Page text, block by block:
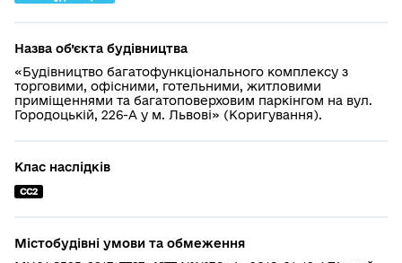
Назва об’єкта будівництва
«Будівництво багатофункціонального комплексу з
торговими, офісними, готельними, житловими
приміщеннями та багатоповерховим паркінгом на вул.
Городоцькій, 226-А у м. Львові» (Коригування).
Клас наслідків
СС2
Містобудівні умови та обмеження